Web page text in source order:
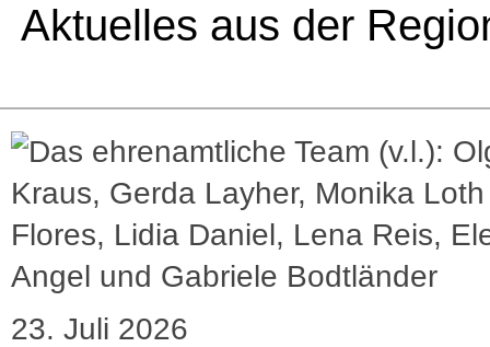
Aktuelles aus der
23. Juli 2026